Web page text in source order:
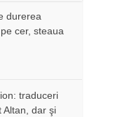
durerea
cer, steaua
traduceri
Altan, dar şi